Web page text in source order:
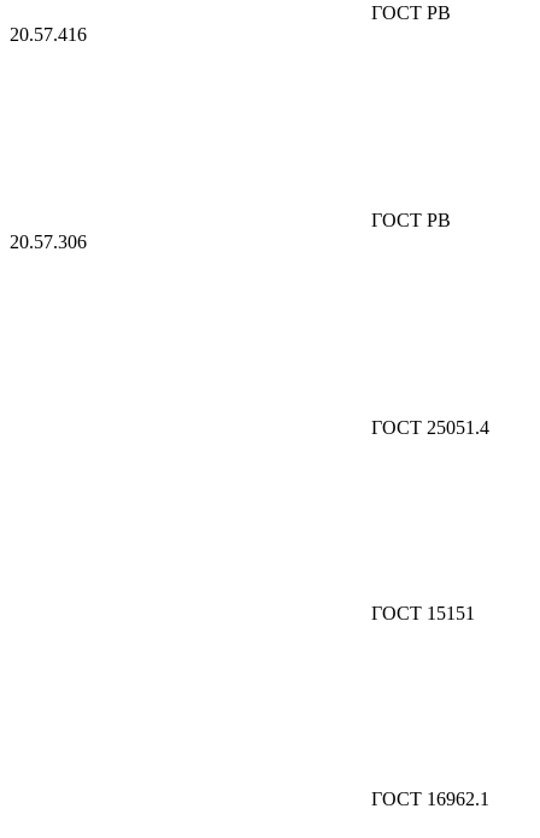
ГОСТ РВ
20.57.416
ГОСТ РВ
20.57.306
ГОСТ 25051.4
ГОСТ 15151
ГОСТ 16962.1